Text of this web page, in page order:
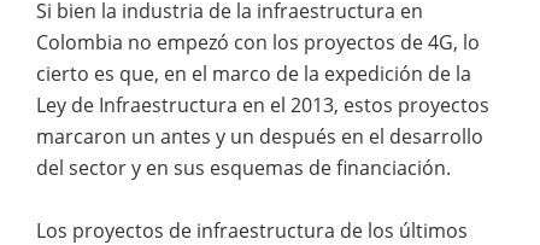
Si bien la industria de la infraestructura en
Colombia no empezó con los proyectos de 4G, lo
cierto es que, en el marco de la expedición de la
Ley de Infraestructura en el 2013, estos proyectos
marcaron un antes y un después en el desarrollo
del sector y en sus esquemas de financiación.
Los proyectos de infraestructura de los últimos